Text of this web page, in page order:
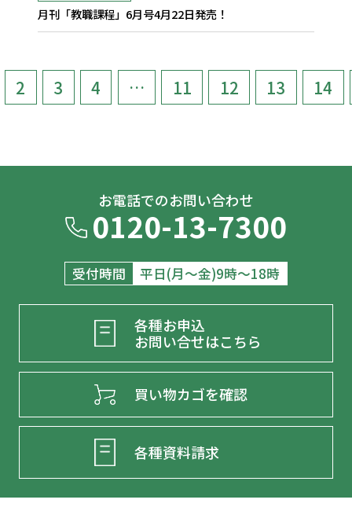
月刊「教職課程」6月号4月22日発売！
2 3 4 … 11 12 13 14
お電話でのお問い合わせ
0120-13-7300
受付時間 平日(月～金)9時～18時
各種お申込
お問い合せはこちら
買い物カゴを確認
各種資料請求